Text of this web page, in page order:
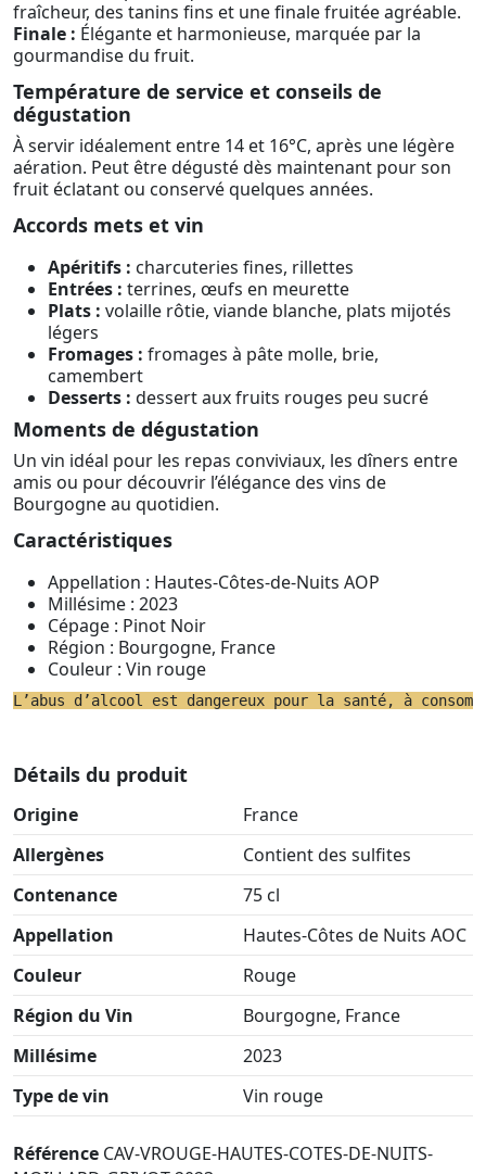
fraîcheur, des tanins fins et une finale fruitée agréable.
Finale : Élégante et harmonieuse, marquée par la
gourmandise du fruit.
Température de service et conseils de
dégustation
À servir idéalement entre 14 et 16°C, après une légère
aération. Peut être dégusté dès maintenant pour son
fruit éclatant ou conservé quelques années.
Accords mets et vin
Apéritifs : charcuteries fines, rillettes
Entrées : terrines, œufs en meurette
Plats : volaille rôtie, viande blanche, plats mijotés
légers
Fromages : fromages à pâte molle, brie,
camembert
Desserts : dessert aux fruits rouges peu sucré
Moments de dégustation
Un vin idéal pour les repas conviviaux, les dîners entre
amis ou pour découvrir l’élégance des vins de
Bourgogne au quotidien.
Caractéristiques
Appellation : Hautes-Côtes-de-Nuits AOP
Millésime : 2023
Cépage : Pinot Noir
Région : Bourgogne, France
Couleur : Vin rouge
L’abus d’alcool est dangereux pour la santé, à
Détails du produit
Origine
France
Allergènes
Contient des sulfites
Contenance
75 cl
Appellation
Hautes-Côtes de Nuits AOC
Couleur
Rouge
Région du Vin
Bourgogne, France
Millésime
2023
Type de vin
Vin rouge
Référence CAV-VROUGE-HAUTES-COTES-DE-NUITS-